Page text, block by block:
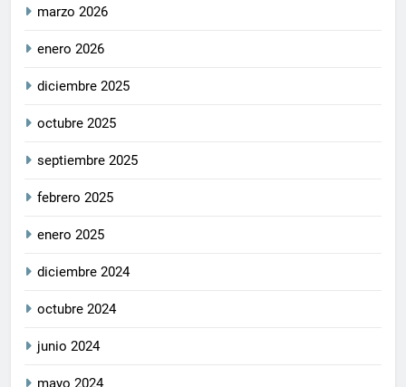
marzo 2026
enero 2026
diciembre 2025
octubre 2025
septiembre 2025
febrero 2025
enero 2025
diciembre 2024
octubre 2024
junio 2024
mayo 2024